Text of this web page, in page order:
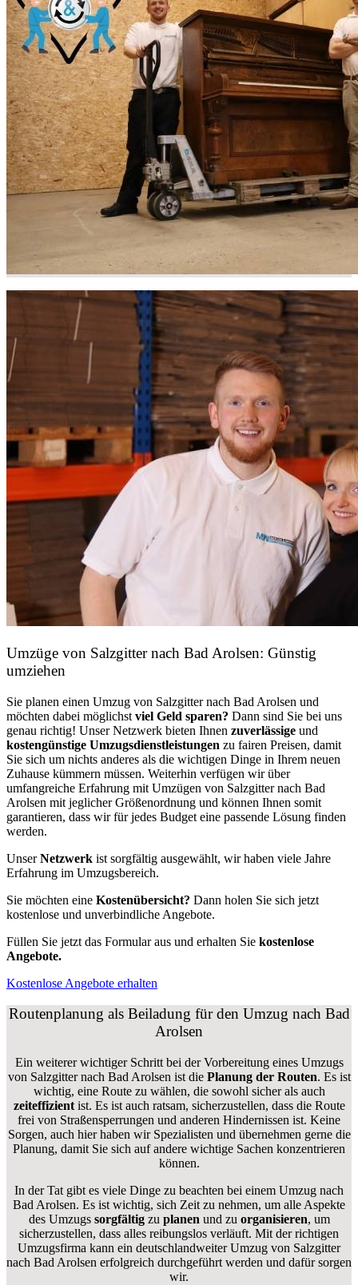
Umzüge von Salzgitter nach Bad Arolsen: Günstig
umziehen
Sie planen einen Umzug von Salzgitter nach Bad Arolsen und
möchten dabei möglichst viel Geld sparen? Dann sind Sie bei uns
genau richtig! Unser Netzwerk bieten Ihnen zuverlässige und
kostengünstige Umzugsdienstleistungen zu fairen Preisen, damit
Sie sich um nichts anderes als die wichtigen Dinge in Ihrem neuen
Zuhause kümmern müssen. Weiterhin verfügen wir über
umfangreiche Erfahrung mit Umzügen von Salzgitter nach Bad
Arolsen mit jeglicher Größenordnung und können Ihnen somit
garantieren, dass wir für jedes Budget eine passende Lösung finden
werden.
UnserNetzwerk ist sorgfältig ausgewählt, wir haben viele Jahre
Erfahrung im Umzugsbereich.
Sie möchten eine Kostenübersicht? Dann holen Sie sich jetzt
kostenlose und unverbindliche Angebote.
Füllen Sie jetzt das Formular aus und erhalten Sie kostenlose
Angebote.
Kostenlose Angebote erhalten
Routenplanung als Beiladung für den Umzug nach Bad
Arolsen
Ein weiterer wichtiger Schritt bei der Vorbereitung eines Umzugs
von Salzgitter nach Bad Arolsen ist diePlanung der Routen. Es ist
wichtig, eine Route zu wählen, die sowohl sicher als auch
zeiteffizientist. Es ist auch ratsam, sicherzustellen, dass die Route
frei von Straßensperrungen und anderen Hindernissen ist. Keine
Sorgen, auch hier haben wir Spezialisten und übernehmen gerne die
Planung, damit Sie sich auf andere wichtige Sachen konzentrieren
können.
In der Tat gibt es viele Dinge zu beachten bei einem Umzug nach
Bad Arolsen. Es ist wichtig, sich Zeit zu nehmen, um alle Aspekte
des Umzugs sorgfältigzu planen und zu organisieren, um
sicherzustellen, dass alles reibungslos verläuft. Mit der richtigen
Umzugsfirma kann ein deutschlandweiter Umzug von Salzgitter
nach Bad Arolsen erfolgreich durchgeführt werden und dafür sorgen
wir.